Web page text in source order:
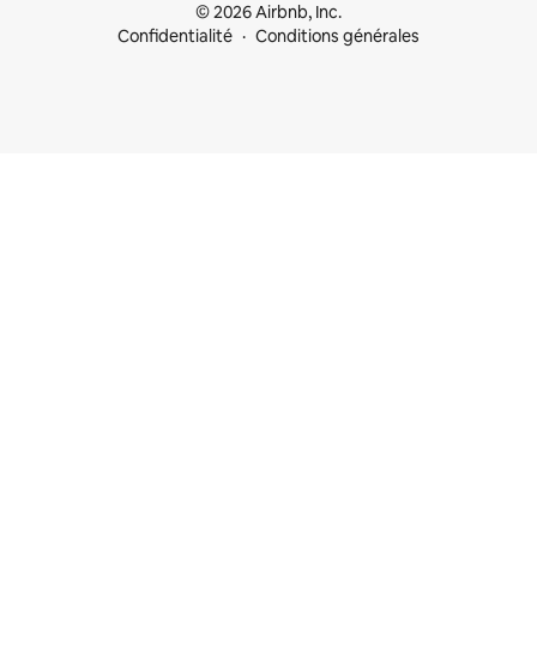
© 2026 Airbnb, Inc.
Confidentialité
Conditions générales